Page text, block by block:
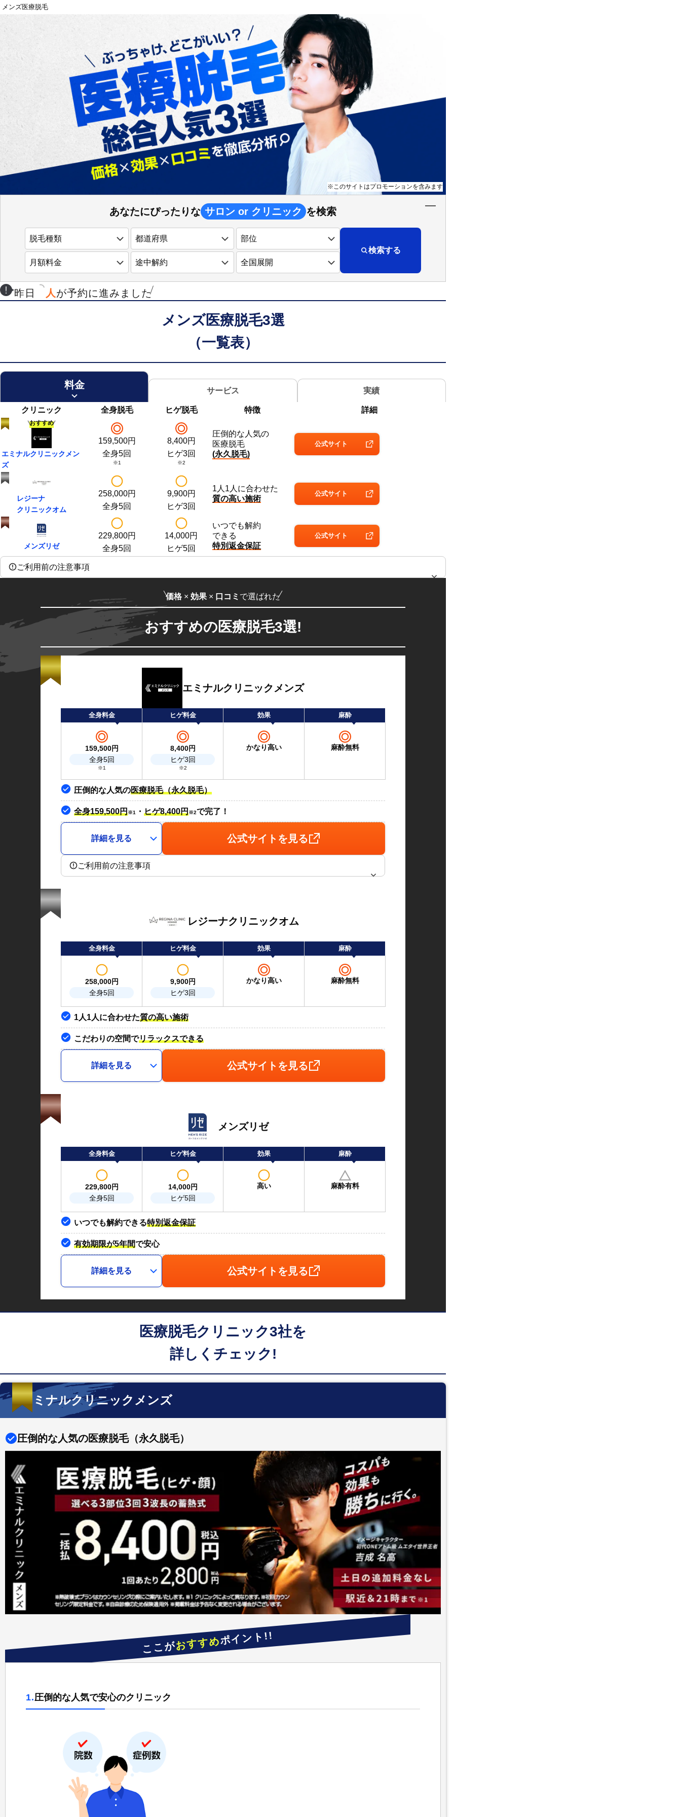
メンズ医療脱毛
※このサイトはプロモーションを含みます
あなたにぴったりな サロン or クリニック を検索
検索する
昨日 人 が予約に進みました
メンズ医療脱毛3選
（一覧表）
料金
サービス 実績
クリニック 全身脱毛 ヒゲ脱毛 特徴 詳細
おすすめ
エミナルクリニック メン
ズ
159,500円
全身5回
※1
8,400円
ヒゲ3回
※2
圧倒的な 人気の
医療脱毛
(永久脱毛)
公式サイト
レジーナ
クリニックオム
258,000円
全身5回
9,900円
ヒゲ3回
1人1人に合わせた
質の高い施術
公式サイト
メンズリゼ
229,800円
全身5回
14,000円
ヒゲ5回
いつでも解約
できる
特別返金保証
公式サイト
ご利用前の注意事項
価格 × 効果 × 口コミ で選ばれた
おすすめの医療脱毛3選!
エミナルクリニックメンズ
全身料金 ヒゲ料金 効果 麻酔
159,500円
全身5回
※1
8,400円
ヒゲ3回
※2
かなり高い 麻酔無料
圧倒的な人気の医療脱毛（永久脱毛）
全身159,500円※1 ・ ヒゲ8,400円※2で完了！
詳細を見る 公式サイトを見る
ご利用前の注意事項
レジーナクリニックオム
全身料金 ヒゲ料金 効果 麻酔
258,000円
全身5回
9,900円
ヒゲ3回
かなり高い 麻酔無料
1人1人に合わせた質の高い施術
こだわりの空間でリラックスできる
詳細を見る 公式サイトを見る
メンズリゼ
全身料金 ヒゲ料金 効果 麻酔
229,800円
全身5回
14,000円
ヒゲ5回
高い 麻酔有料
いつでも解約できる特別返金保証
有効期限が5年間で安心
詳細を見る 公式サイトを見る
医療脱毛クリニック3社を
詳しくチェック!
エミナルクリニックメンズ
圧倒的な人気の医療脱毛（永久脱毛）
ここがおすすめポイント!!
1.圧倒的な人気で安心のクリニック